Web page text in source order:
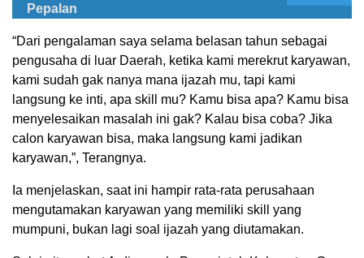
Pepalan
“Dari pengalaman saya selama belasan tahun sebagai
pengusaha di luar Daerah, ketika kami merekrut karyawan,
kami sudah gak nanya mana ijazah mu, tapi kami
langsung ke inti, apa skill mu? Kamu bisa apa? Kamu bisa
menyelesaikan masalah ini gak? Kalau bisa coba? Jika
calon karyawan bisa, maka langsung kami jadikan
karyawan,”, Terangnya.
Ia menjelaskan, saat ini hampir rata-rata perusahaan
mengutamakan karyawan yang memiliki skill yang
mumpuni, bukan lagi soal ijazah yang diutamakan.